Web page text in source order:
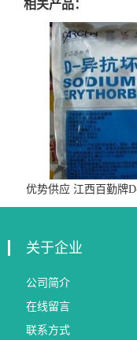
相关产品：
优势供应 江西百勤牌
级抗氧
关于企业
公司简介
在线留言
联系方式